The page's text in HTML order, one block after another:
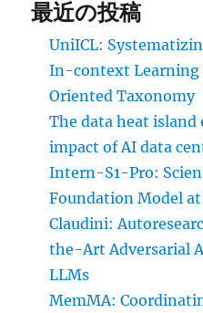
最近の投稿
UniICL:
In-context Learning
Oriented Taxonomy
The data heat
impact of AI data
Intern-S1-Pro:
Foundation Model
Claudini:
the-Art Adversarial
LLMs
MemMA: